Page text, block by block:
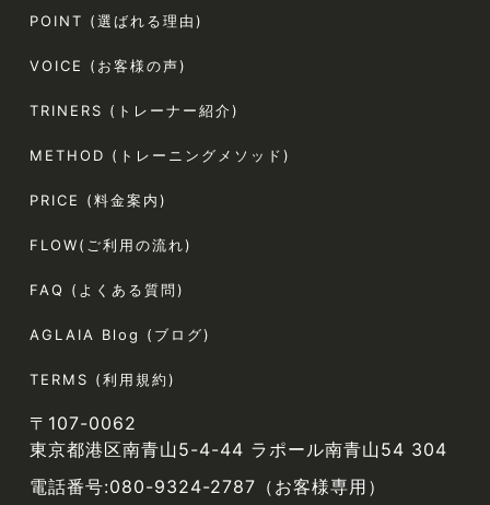
POINT (選ばれる理由)
VOICE (お客様の声)
TRINERS (トレーナー紹介)
METHOD (トレーニングメソッド)
PRICE (料金案内)
FLOW(ご利用の流れ)
FAQ (よくある質問)
AGLAIA Blog (ブログ)
TERMS (利用規約)
〒107-0062
東京都港区南青山5-4-44 ラポール南青山54 304
電話番号:080-9324-2787（お客様専用）